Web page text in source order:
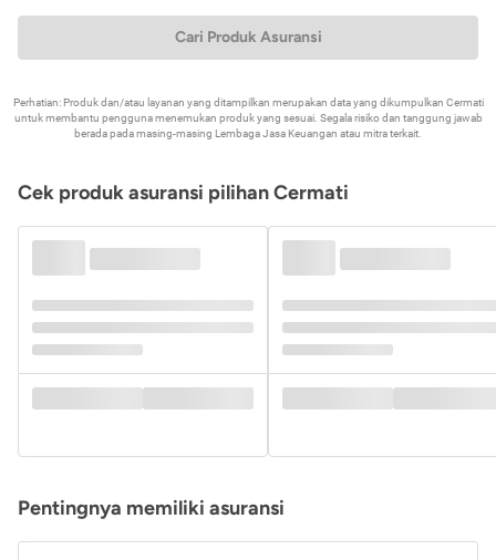
Cari Produk Asuransi
Perhatian: Produk dan/atau layanan yang ditampilkan merupakan data yang dikumpulkan Cermati
untuk membantu pengguna menemukan produk yang sesuai. Segala risiko dan tanggung jawab
berada pada masing-masing Lembaga Jasa Keuangan atau mitra terkait.
Cek produk asuransi pilihan Cermati
Pentingnya memiliki asuransi